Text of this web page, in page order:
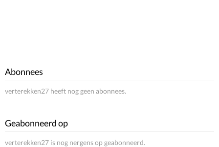
Abonnees
verterekken27 heeft nog geen abonnees.
Geabonneerd op
verterekken27 is nog nergens op geabonneerd.